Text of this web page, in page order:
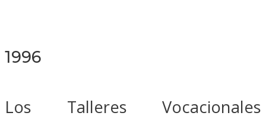
1996
Los Talleres Vocacionales